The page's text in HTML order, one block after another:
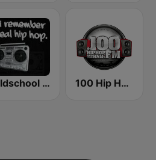
Oldschool Hiphop 100 Hip Hop and RNB FM